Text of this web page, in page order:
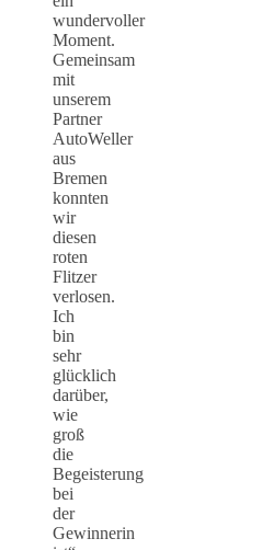
wundervoller
Moment.
Gemeinsam
mit
unserem
Partner
AutoWeller
aus
Bremen
konnten
wir
diesen
roten
Flitzer
verlosen.
Ich
bin
sehr
glücklich
darüber,
wie
groß
die
Begeisterung
bei
der
Gewinnerin